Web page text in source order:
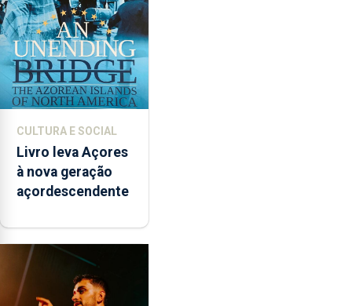
CULTURA E SOCIAL
Livro leva Açores
à nova geração
açordescendente